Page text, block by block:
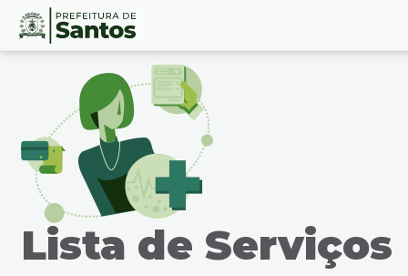
Ir
Conteúdo
Lista de Serviços